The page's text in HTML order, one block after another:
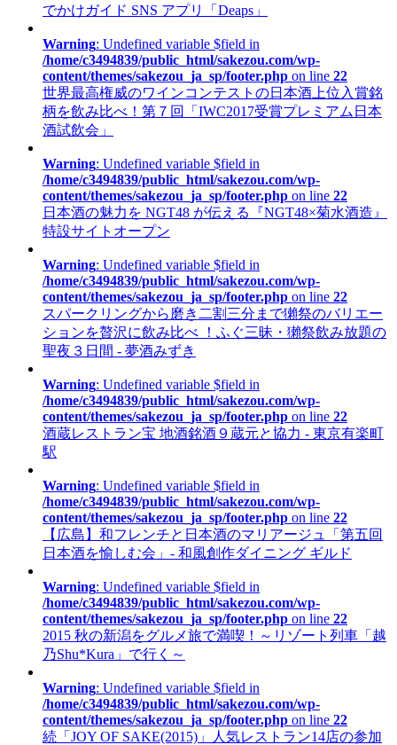
でかけガイド SNS アプリ「Deaps」
Warning: Undefined variable $field in
/home/c3494839/public_html/sakezou.com/wp-
content/themes/sakezou_ja_sp/footer.php on line 22
世界最高権威のワインコンテストの日本酒上位入賞銘
柄を飲み比べ！第７回「IWC2017受賞プレミアム日本
酒試飲会」
Warning: Undefined variable $field in
/home/c3494839/public_html/sakezou.com/wp-
content/themes/sakezou_ja_sp/footer.php on line 22
日本酒の魅力を NGT48 が伝える『NGT48×菊水酒造』
特設サイトオープン
Warning: Undefined variable $field in
/home/c3494839/public_html/sakezou.com/wp-
content/themes/sakezou_ja_sp/footer.php on line 22
スパークリングから磨き二割三分まで獺祭のバリエー
ションを贅沢に飲み比べ ！ふぐ三昧・獺祭飲み放題の
聖夜３日間 - 夢酒みずき
Warning: Undefined variable $field in
/home/c3494839/public_html/sakezou.com/wp-
content/themes/sakezou_ja_sp/footer.php on line 22
酒蔵レストラン宝 地酒銘酒９蔵元と協力 - 東京有楽町
駅
Warning: Undefined variable $field in
/home/c3494839/public_html/sakezou.com/wp-
content/themes/sakezou_ja_sp/footer.php on line 22
【広島】和フレンチと日本酒のマリアージュ「第五回
日本酒を愉しむ会」- 和風創作ダイニング ギルド
Warning: Undefined variable $field in
/home/c3494839/public_html/sakezou.com/wp-
content/themes/sakezou_ja_sp/footer.php on line 22
2015 秋の新潟をグルメ旅で満喫！～リゾート列車「越
乃Shu*Kura」で行く～
Warning: Undefined variable $field in
/home/c3494839/public_html/sakezou.com/wp-
content/themes/sakezou_ja_sp/footer.php on line 22
続「JOY OF SAKE(2015)」人気レストラン14店の参加